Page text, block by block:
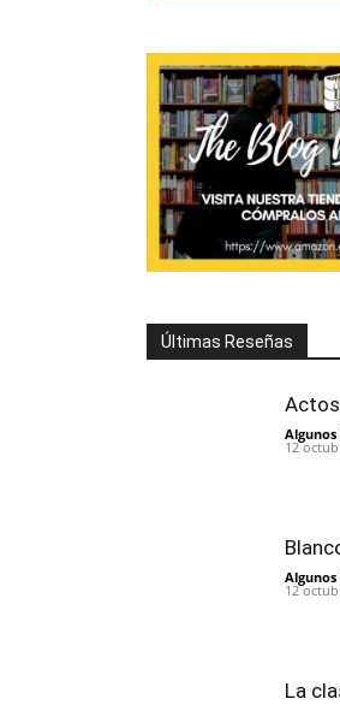
Últimas Reseñas
Algunos
12
Algunos
12
La